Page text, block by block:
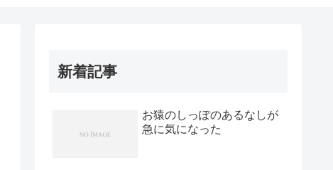
新着記事
お猿のしっぽのあるなしが
急に気になった